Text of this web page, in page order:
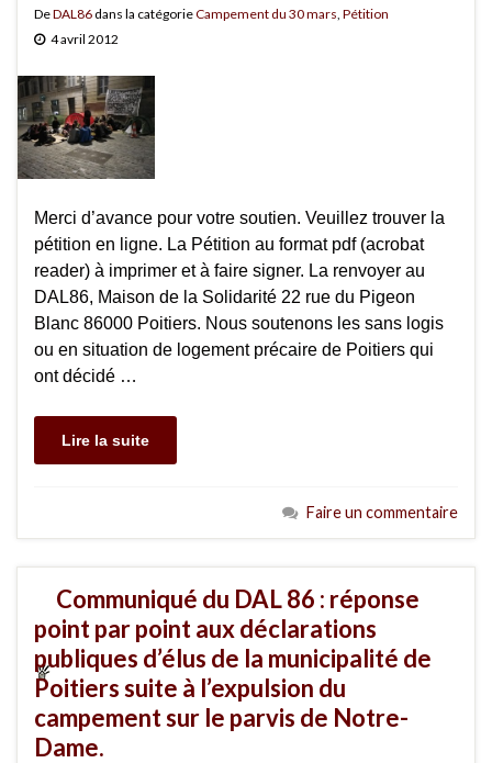
DeDAL86 dans la catégorieCampement du 30 mars, Pétition
4 avril 2012
Merci d’avance pour votre soutien. Veuillez trouver la
pétition en ligne. La Pétition au format pdf (acrobat
reader) à imprimer et à faire signer. La renvoyer au
DAL86, Maison de la Solidarité 22 rue du Pigeon
Blanc 86000 Poitiers. Nous soutenons les sans logis
ou en situation de logement précaire de Poitiers qui
ont décidé …
Lire la suite
Faire un commentaire
Communiqué du DAL 86 : réponse
point par point aux déclarations
publiques d’élus de la municipalité de
Poitiers suite à l’expulsion du
campement sur le parvis de Notre-
Dame.